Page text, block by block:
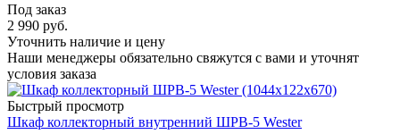
Под заказ
2 990 руб.
Уточнить наличие и цену
Наши менеджеры обязательно свяжутся с вами и уточнят
условия заказа
Быстрый просмотр
Шкаф коллекторный внутренний ШРВ-5 Wester